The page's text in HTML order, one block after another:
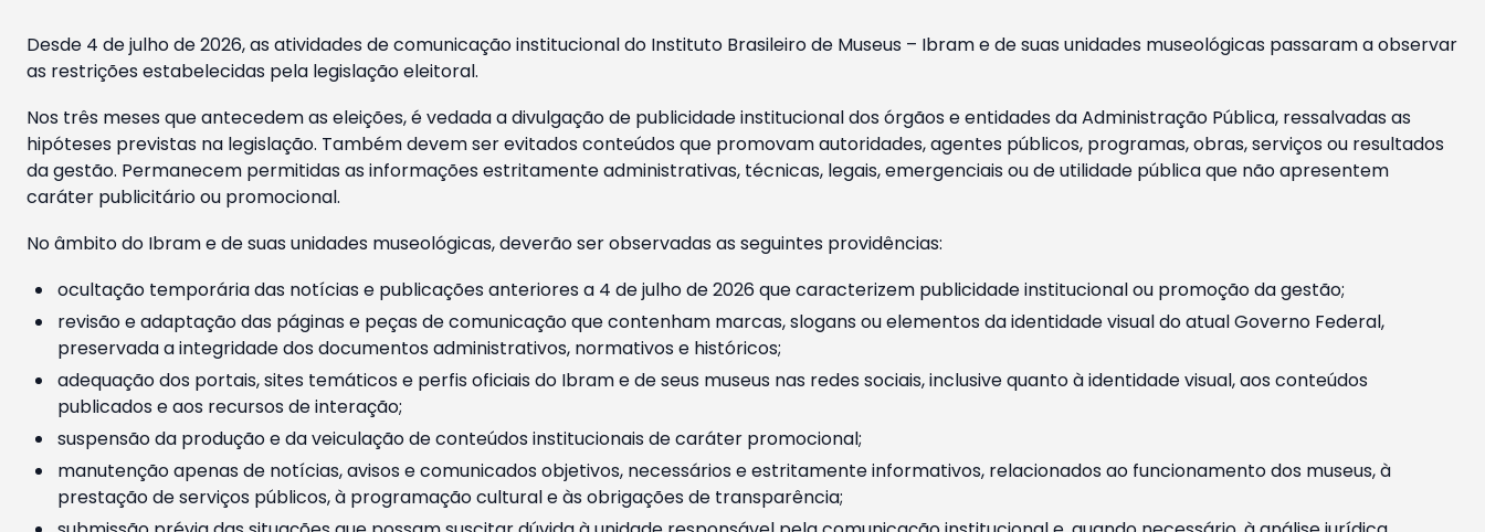
Desde 4 de julho de 2026, as atividades de comunicação institucional do Instituto Brasileiro de Museus – Ibram e de suas unidades museológicas passaram a observar
as restrições estabelecidas pela legislação eleitoral.
Nos três meses que antecedem as eleições, é vedada a divulgação de publicidade institucional dos órgãos e entidades da Administração Pública, ressalvadas as
hipóteses previstas na legislação. Também devem ser evitados conteúdos que promovam autoridades, agentes públicos, programas, obras, serviços ou resultados
da gestão. Permanecem permitidas as informações estritamente administrativas, técnicas, legais, emergenciais ou de utilidade pública que não apresentem
caráter publicitário ou promocional.
No âmbito do Ibram e de suas unidades museológicas, deverão ser observadas as seguintes providências:
ocultação temporária das notícias e publicações anteriores a 4 de julho de 2026 que caracterizem publicidade institucional ou promoção da gestão;
revisão e adaptação das páginas e peças de comunicação que contenham marcas, slogans ou elementos da identidade visual do atual Governo Federal,
preservada a integridade dos documentos administrativos, normativos e históricos;
adequação dos portais, sites temáticos e perfis oficiais do Ibram e de seus museus nas redes sociais, inclusive quanto à identidade visual, aos conteúdos
publicados e aos recursos de interação;
suspensão da produção e da veiculação de conteúdos institucionais de caráter promocional;
manutenção apenas de notícias, avisos e comunicados objetivos, necessários e estritamente informativos, relacionados ao funcionamento dos museus, à
prestação de serviços públicos, à programação cultural e às obrigações de transparência;